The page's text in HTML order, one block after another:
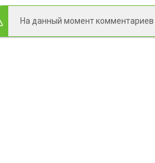
На данный момент